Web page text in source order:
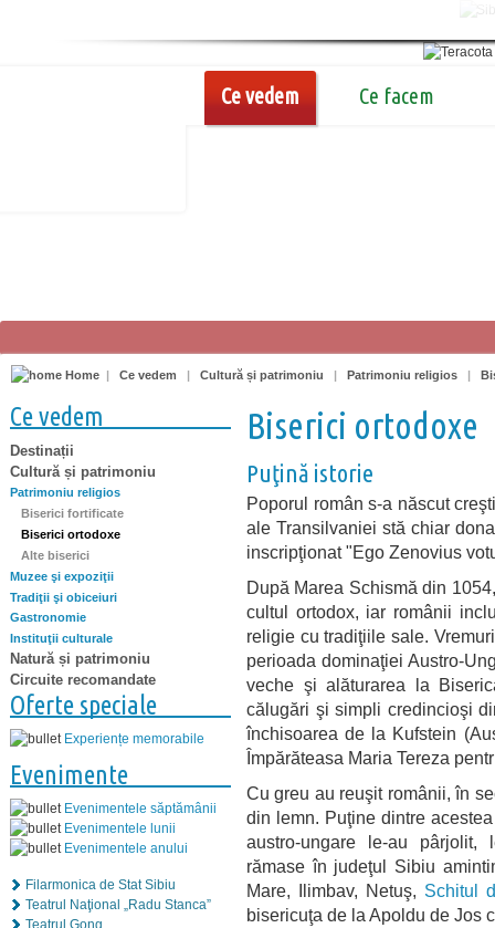
Ce vedem Ce facem
Home | Ce vedem | Cultură și patrimoniu | Patrimoniu religios |
Ce vedem
Destinații
Cultură și patrimoniu
Patrimoniu religios
Biserici fortificate
Biserici ortodoxe
Alte biserici
Muzee şi expoziţii
Tradiţii şi obiceiuri
Gastronomie
Instituţii culturale
Natură și patrimoniu
Circuite recomandate
Oferte speciale
Experiențe memorabile
Evenimente
Evenimentele săptămânii
Evenimentele lunii
Evenimentele anului
Filarmonica de Stat Sibiu
Teatrul Naţional „Radu Stanca”
Teatrul Gong
Biserici ortodoxe
Puţină istorie
Poporul român s-a născut
ale Transilvaniei stă chiar
inscripţionat "Ego Zenovius
După Marea Schismă din
cultul ortodox, iar românii
religie cu tradiţiile sale.
perioada dominaţiei Austro-
veche şi alăturarea la
călugări şi simpli credincioşi
închisoarea de la Kufstein
Împărăteasa Maria Tereza
Cu greu au reuşit românii, în
din lemn. Puţine dintre
austro-ungare le-au
rămase în judeţul Sibiu
Mare, Ilimbav, Netuş, Schitul
bisericuţa de la Apoldu de Jos